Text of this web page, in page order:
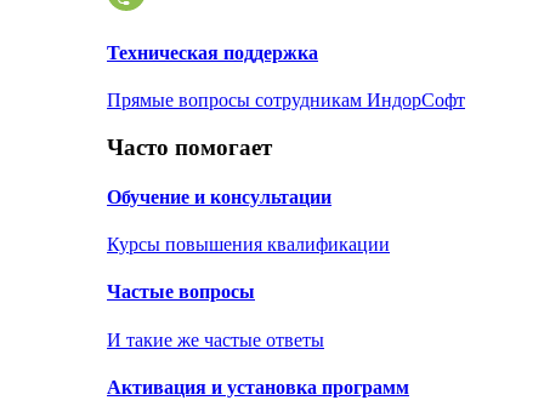
Техническая поддержка
Прямые вопросы сотрудникам ИндорСофт
Часто помогает
Обучение и консультации
Курсы повышения квалификации
Частые вопросы
И такие же частые ответы
Активация и установка программ